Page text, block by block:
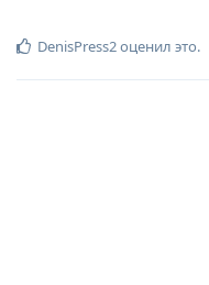
DenisPress2оценил это.